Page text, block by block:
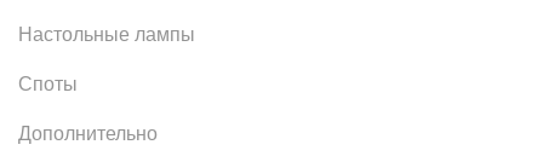
Настольные лампы
Споты
Дополнительно